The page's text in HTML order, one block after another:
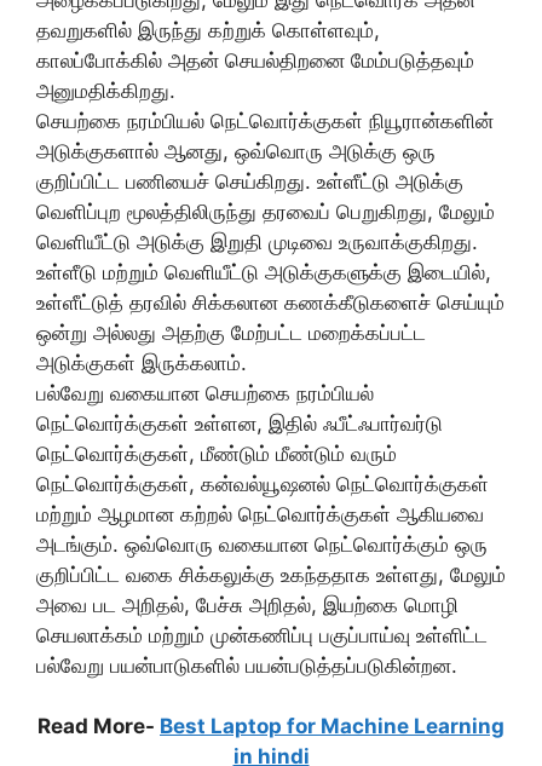
தவறுகளில் இருந்து கற்றுக் கொள்ளவும்,
காலப்போக்கில் அதன் செயல்திறனை மேம்படுத்தவும்
அனுமதிக்கிறது.
செயற்கை நரம்பியல் நெட்வொர்க்குகள் நியூரான்களின்
அடுக்குகளால் ஆனது, ஒவ்வொரு அடுக்கு ஒரு
குறிப்பிட்ட பணியைச் செய்கிறது. உள்ளீட்டு அடுக்கு
வெளிப்புற மூலத்திலிருந்து தரவைப் பெறுகிறது, மேலும்
வெளியீட்டு அடுக்கு இறுதி முடிவை உருவாக்குகிறது.
உள்ளீடு மற்றும் வெளியீட்டு அடுக்குகளுக்கு இடையில்,
உள்ளீட்டுத் தரவில் சிக்கலான கணக்கீடுகளைச் செய்யும்
ஒன்று அல்லது அதற்கு மேற்பட்ட மறைக்கப்பட்ட
அடுக்குகள் இருக்கலாம்.
பல்வேறு வகையான செயற்கை நரம்பியல்
நெட்வொர்க்குகள் உள்ளன, இதில் ஃபீட்ஃபார்வர்டு
நெட்வொர்க்குகள், மீண்டும் மீண்டும் வரும்
நெட்வொர்க்குகள், கன்வல்யூஷனல் நெட்வொர்க்குகள்
மற்றும் ஆழமான கற்றல் நெட்வொர்க்குகள் ஆகியவை
அடங்கும். ஒவ்வொரு வகையான நெட்வொர்க்கும் ஒரு
குறிப்பிட்ட வகை சிக்கலுக்கு உகந்ததாக உள்ளது, மேலும்
அவை பட அறிதல், பேச்சு அறிதல், இயற்கை மொழி
செயலாக்கம் மற்றும் முன்கணிப்பு பகுப்பாய்வு உள்ளிட்ட
பல்வேறு பயன்பாடுகளில் பயன்படுத்தப்படுகின்றன.
Read More- Best Laptop for Machine Learning
in hindi